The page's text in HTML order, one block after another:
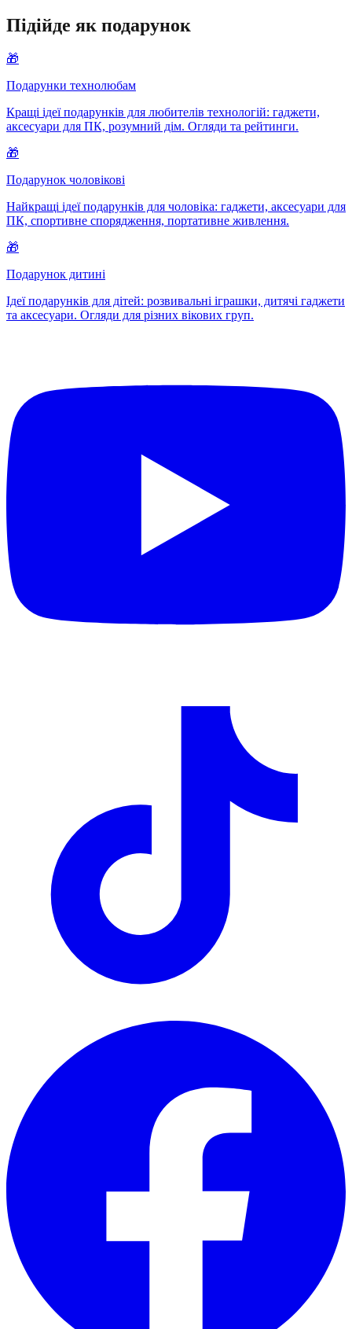
Підійде як подарунок
🎁
Подарунки технолюбам
Кращі ідеї подарунків для любителів технологій: гаджети,
аксесуари для ПК, розумний дім. Огляди та рейтинги.
🎁
Подарунок чоловікові
Найкращі ідеї подарунків для чоловіка: гаджети, аксесуари для
ПК, спортивне спорядження, портативне живлення.
🎁
Подарунок дитині
Ідеї подарунків для дітей: розвивальні іграшки, дитячі гаджети
та аксесуари. Огляди для різних вікових груп.